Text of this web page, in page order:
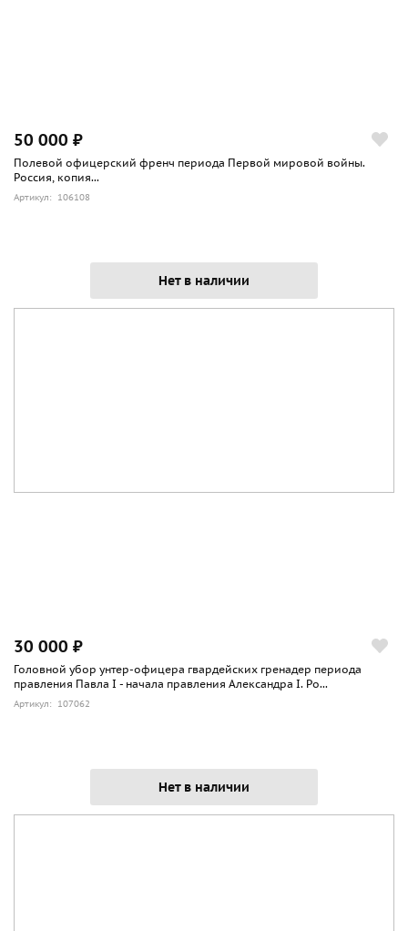
50 000 ₽
Полевой офицерский френч периода Первой мировой войны.
Россия, копия...
Артикул: 106108
Нет в наличии
30 000 ₽
Головной убор унтер-офицера гвардейских гренадер периода
правления Павла I - начала правления Александра I. Ро...
Артикул: 107062
Нет в наличии